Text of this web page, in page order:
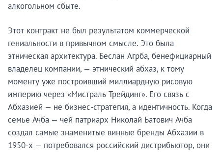
алкогольном сбыте.
Этот контракт не был результатом коммерческой
гениальности в привычном смысле. Это была
этническая архитектура. Беслан Агрба, бенефициарный
владелец компании, — этнический абхаз, к тому
моменту уже построивший миллиардную рисовую
империю через «Мистраль Трейдинг». Его связь с
Абхазией — не бизнес-стратегия, а идентичность. Когда
семье Ачба — чей патриарх Николай Батович Ачба
создал самые знаменитые винные бренды Абхазии в
1950-х — потребовался российский дистрибьютор, они